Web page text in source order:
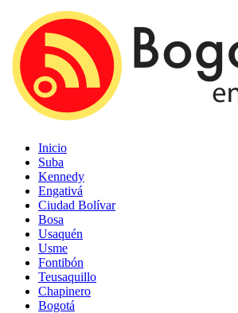
Inicio
Suba
Kennedy
Engativá
Ciudad Bolívar
Bosa
Usaquén
Usme
Fontibón
Teusaquillo
Chapinero
Bogotá